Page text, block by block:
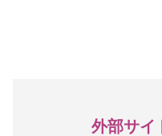
外部サイ